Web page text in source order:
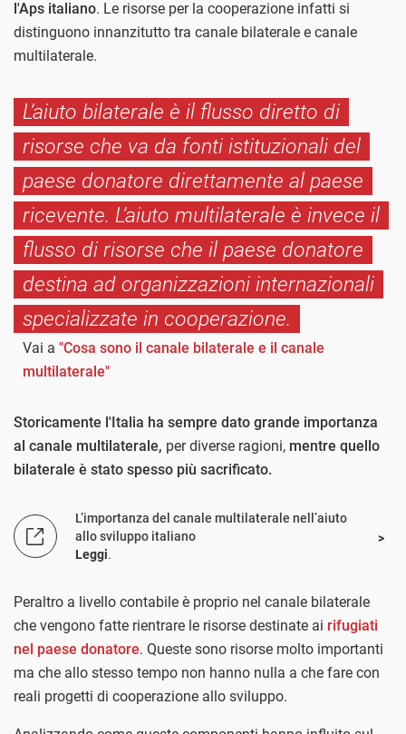
l'Aps italiano. Le risorse per la cooperazione infatti si
distinguono innanzitutto tra canale bilaterale e canale
multilaterale.
L’aiuto bilaterale è il flusso diretto di
risorse che va da fonti istituzionali del
paese donatore direttamente al paese
ricevente. L’aiuto multilaterale è invece il
flusso di risorse che il paese donatore
destina ad organizzazioni internazionali
specializzate in cooperazione.
Vai a "Cosa sono il canale bilaterale e il canale
multilaterale"
Storicamente l'Italia ha sempre dato grande importanza
al canale multilaterale, per diverse ragioni, mentre quello
bilaterale è stato spesso più sacrificato.
L’importanza del canale multilaterale nell’aiuto
allo sviluppo italiano
Leggi.
Peraltro a livello contabile è proprio nel canale bilaterale
che vengono fatte rientrare le risorse destinate ai rifugiati
nel paese donatore. Queste sono risorse molto importanti
ma che allo stesso tempo non hanno nulla a che fare con
reali progetti di cooperazione allo sviluppo.